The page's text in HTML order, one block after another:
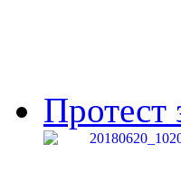
Протест